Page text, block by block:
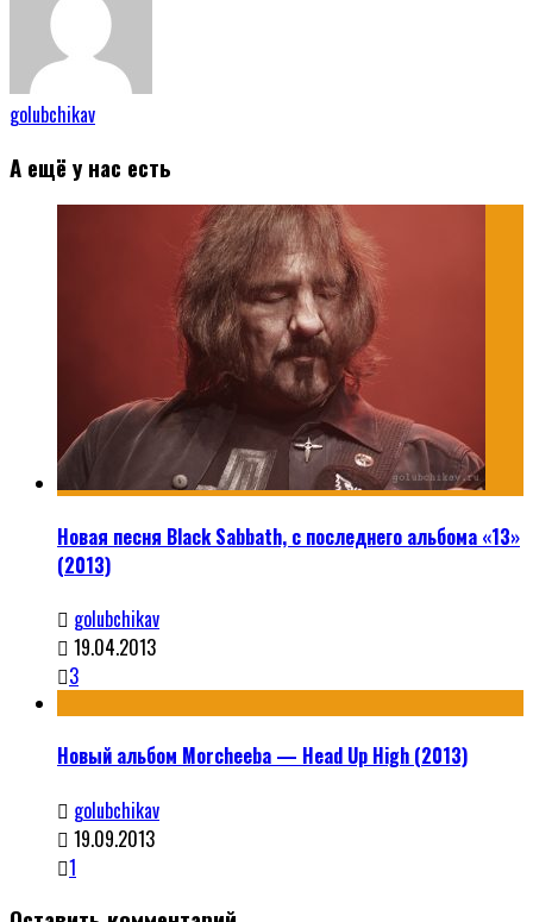
golubchikav
А ещё у нас есть
Новая песня Black Sabbath, с последнего альбома «13»
(2013)
golubchikav
19.04.2013
3
Новый альбом Morcheeba — Head Up High (2013)
golubchikav
19.09.2013
1